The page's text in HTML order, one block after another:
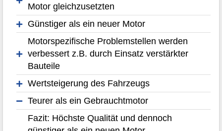
Motor gleichzusetzten
Günstiger als ein neuer Motor
Motorspezifische Problemstellen werden
verbessert z.B. durch Einsatz verstärkter
Bauteile
Wertsteigerung des Fahrzeugs
Teurer als ein Gebrauchtmotor
Fazit: Höchste Qualität und dennoch